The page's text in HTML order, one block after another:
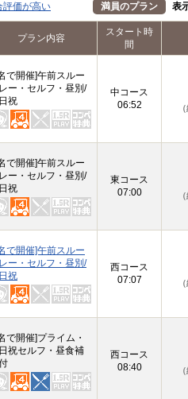
評価が高い 満員のプラン 表
プラン内容
スタート時
間
で開催]午前スルー
ー・セルフ・昼別/
祝
中コース
06:52
で開催]午前スルー
ー・セルフ・昼別/
祝
東コース
07:00
で開催]午前スルー
ー・セルフ・昼別/
祝
西コース
07:07
で開催]プライム・
祝セルフ・昼食補
西コース
08:40